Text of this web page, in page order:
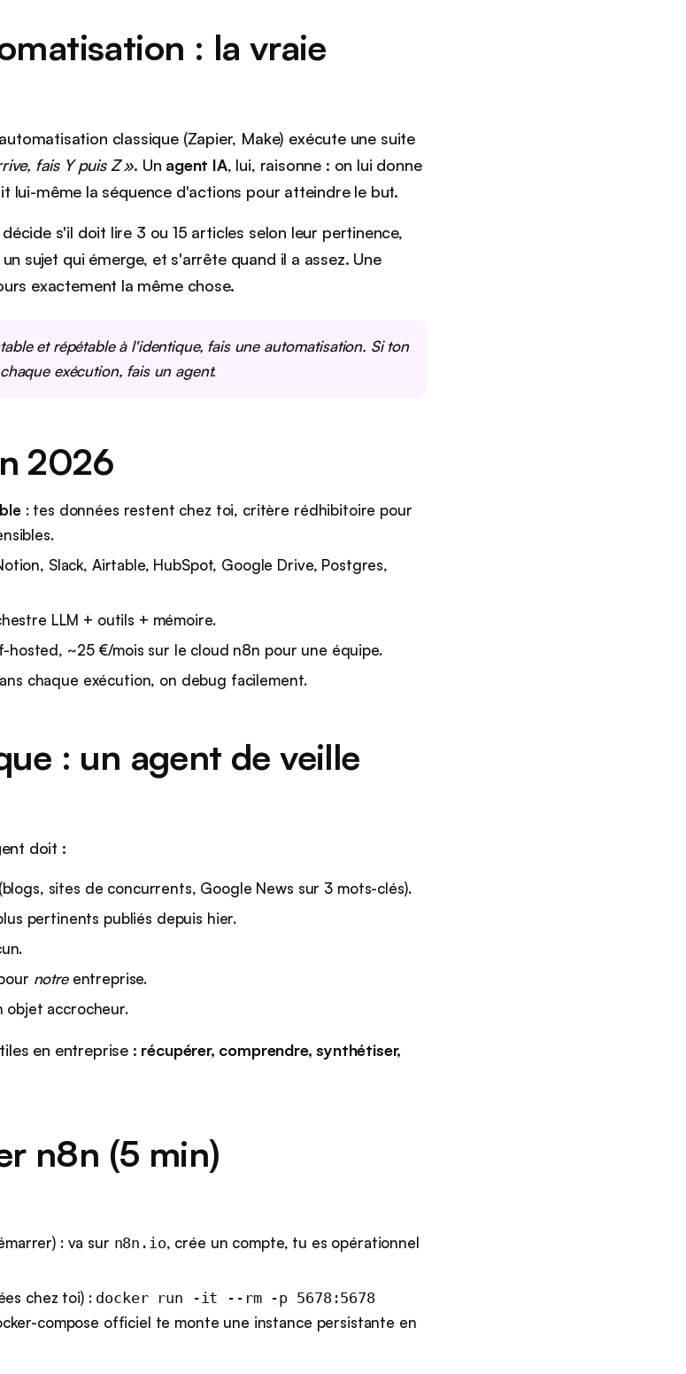
: la vraie
classique (Zapier, Make) exécute une suite
fais Y puis Z ». Un agent IA, lui, raisonne : on lui donne
lui-même la séquence d'actions pour atteindre le but.
s'il doit lire 3 ou 15 articles selon leur pertinence,
sujet qui émerge, et s'arrête quand il a assez. Une
exactement la même chose.
et répétable à l'identique, fais une automatisation. Si ton
exécution, fais un agent.
2026
: tes données restent chez toi, critère rédhibitoire pour
Slack, Airtable, HubSpot, Google Drive, Postgres,
LLM + outils + mémoire.
hosted, ~25 €/mois sur le cloud n8n pour une équipe.
chaque exécution, on debug facilement.
: un agent de veille
doit :
sites de concurrents, Google News sur 3 mots-clés).
pertinents publiés depuis hier.
notreentreprise.
objet accrocheur.
en entreprise : récupérer, comprendre, synthétiser,
n8n (5 min)
: va sur n8n.io, crée un compte, tu es opérationnel
chez toi) : docker run -it --rm -p 5678:5678
compose officiel te monte une instance persistante en